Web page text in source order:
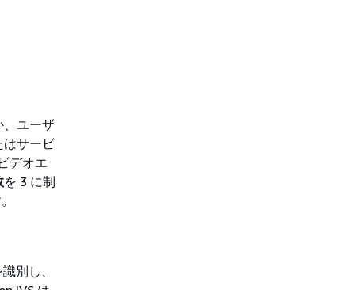
、ユーザ
はサービ
デオエ
を 3 に制
別し、